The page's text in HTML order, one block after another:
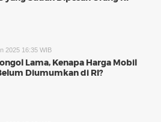
2025 16:35 WIB
Lama, Kenapa Harga Mobil
Diumumkan di RI?